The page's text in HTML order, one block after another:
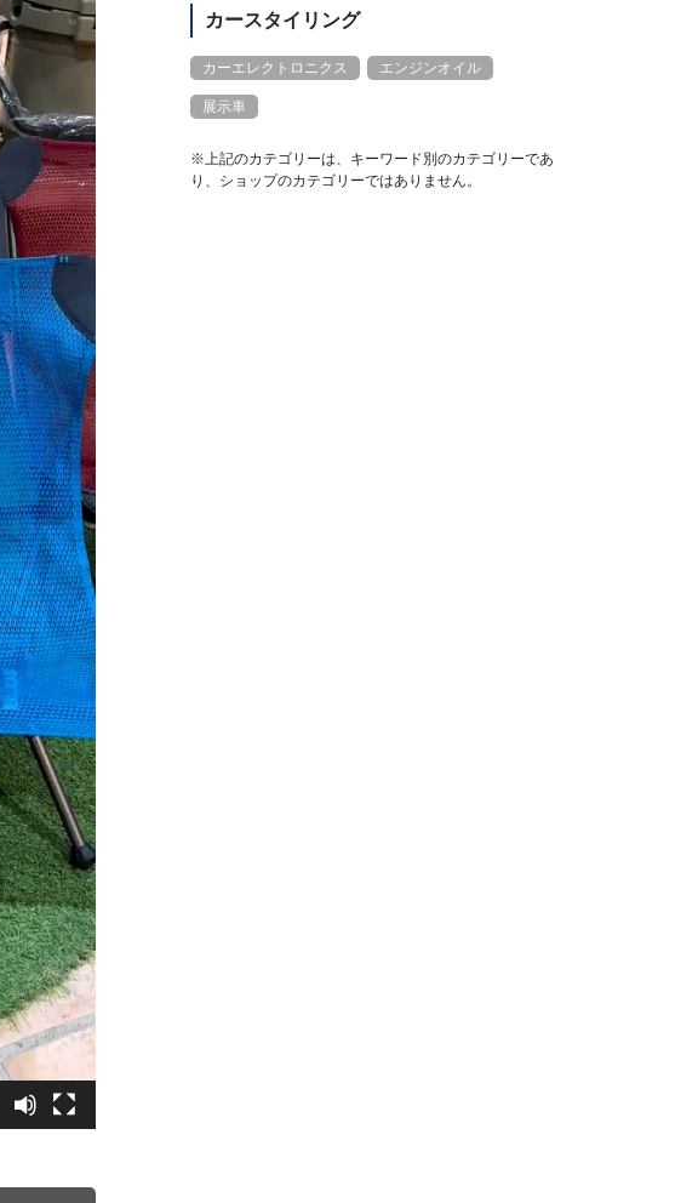
カースタイリング
カーエレクトロニクス エンジンオイル
展示車
※上記のカテゴリーは、キーワード別のカテゴリーであ
り、ショップのカテゴリーではありません。